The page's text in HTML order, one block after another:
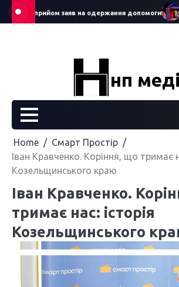
Skip
прийом заяв на одержання допомоги
нп
Home
Смарт Простір
Іван Кравченко. Коріння, що тримає
Козельщинського краю
Іван Кравченко.
тримає нас: історія
Козельщинського